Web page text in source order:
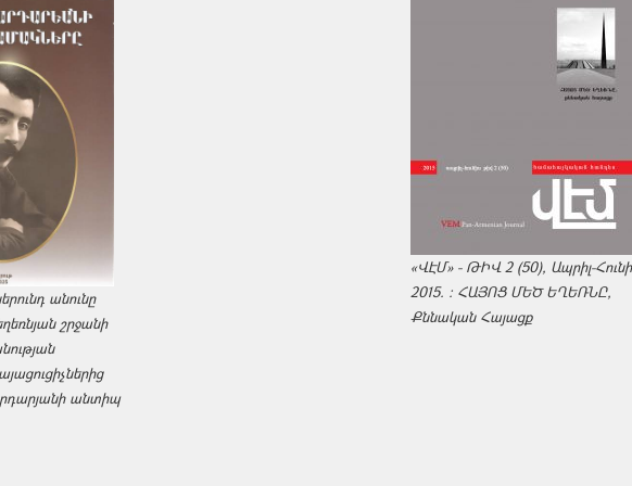
անունը
շրջանի
անտիպ
«ՎԷՄ» - ԹԻՎ 2 (50), Ապրիլ-
2015. : ՀԱՅՈՑ ՄԵԾ ԵՂԵՌՆԸ,
Քննական Հայացք